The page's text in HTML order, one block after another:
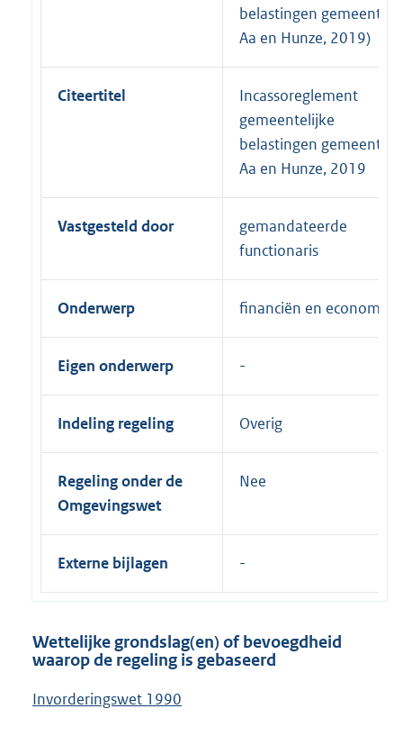
belastingen gemeente
Aa en Hunze, 2019)
Citeertitel
Incassoreglement
gemeentelijke
belastingen gemeente
Aa en Hunze, 2019
Vastgesteld door
gemandateerde
functionaris
Onderwerp financiën en economie
Eigen onderwerp
Indeling regeling Overig
Regeling onder de
Omgevingswet
Nee
Externe bijlagen
Wettelijke grondslag(en) of bevoegdheid
waarop de regeling is gebaseerd
Invorderingswet 1990